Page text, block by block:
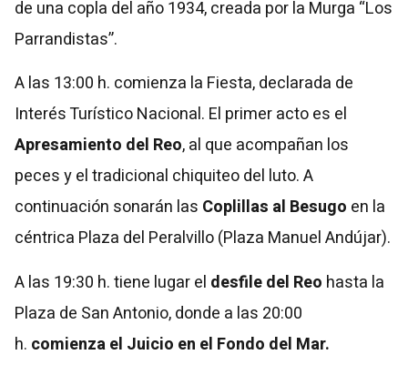
de una copla del año 1934, creada por la Murga “Los
Parrandistas”.
A las 13:00 h. comienza la Fiesta, declarada de
Interés Turístico Nacional. El primer acto es el
Apresamiento del Reo, al que acompañan los
peces y el tradicional chiquiteo del luto. A
continuación sonarán las Coplillas al Besugo en la
céntrica Plaza del Peralvillo (Plaza Manuel Andújar).
A las 19:30 h. tiene lugar el desfile del Reo hasta la
Plaza de San Antonio, donde a las 20:00
h. comienza el Juicio en el Fondo del Mar.